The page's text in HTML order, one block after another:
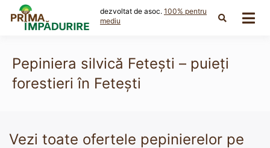
content
dezvoltat de asoc. 100% pentru
mediu
Pepiniera silvică Feteşti – puieți
forestieri în Feteşti
Vezi toate ofertele pepinierelor pe